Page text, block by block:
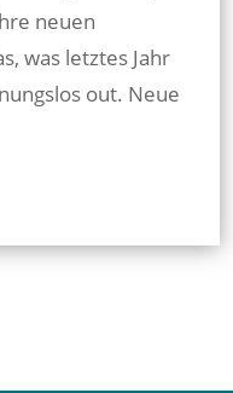
neuen
was letztes Jahr
out. Neue